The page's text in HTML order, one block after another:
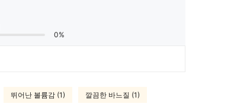
0%
뛰어난 볼륨감 (1) 깔끔한 바느질 (1)